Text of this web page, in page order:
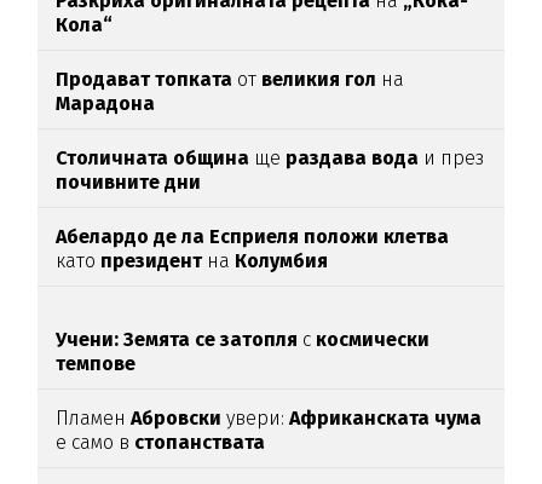
Кола“
Продават топката от великия гол на
Марадона
Столичната община ще раздава вода и през
почивните дни
Абелардо де ла Есприеля положи клетва
като президент на Колумбия
Учени: Земята се затопля с космически
темпове
ПламенАбровски увери:Африканската чума
е само в стопанствата